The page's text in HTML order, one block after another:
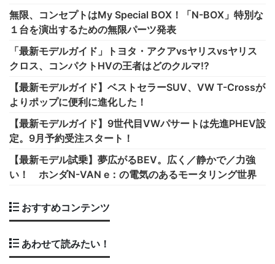
無限、コンセプトはMy Special BOX！「N-BOX」特別な
１台を演出するための無限パーツ発表
「最新モデルガイド」トヨタ・アクアvsヤリスvsヤリス
クロス、コンパクトHVの王者はどのクルマ!?
【最新モデルガイド】ベストセラーSUV、VW T-Crossが
よりポップに便利に進化した！
【最新モデルガイド】9世代目VWパサートは先進PHEV設
定。9月予約受注スタート！
【最新モデル試乗】夢広がるBEV。広く／静かで／力強
い！ ホンダN-VAN e：の電気のあるモータリング世界
おすすめコンテンツ
あわせて読みたい！